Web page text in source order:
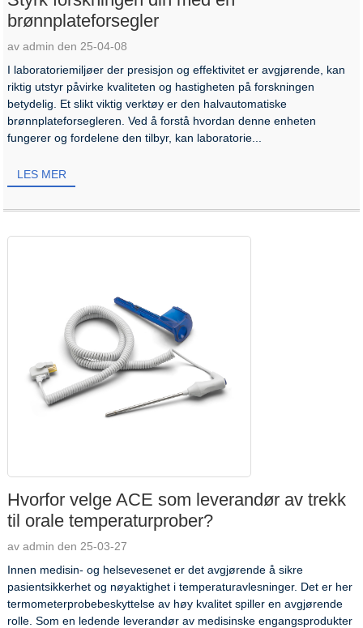
brønnplateforsegler
av admin den 25-04-08
I laboratoriemiljøer der presisjon og effektivitet er avgjørende, kan
riktig utstyr påvirke kvaliteten og hastigheten på forskningen
betydelig. Et slikt viktig verktøy er den halvautomatiske
brønnplateforsegleren. Ved å forstå hvordan denne enheten
fungerer og fordelene den tilbyr, kan laboratorie...
LES MER
Hvorfor velge ACE som leverandør av trekk
til orale temperaturprober?
av admin den 25-03-27
Innen medisin- og helsevesenet er det avgjørende å sikre
pasientsikkerhet og nøyaktighet i temperaturavlesninger. Det er her
termometerprobebeskyttelse av høy kvalitet spiller en avgjørende
rolle. Som en ledende leverandør av medisinske engangsprodukter